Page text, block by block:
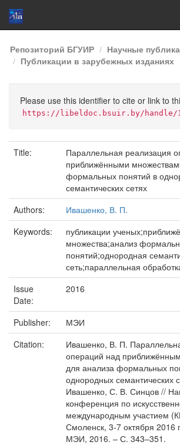
Skip
navigation
Репозиторий БГУИР
Научные
Публикации в зарубежных изданиях
Please use this identifier to cite or link to
https://libeldoc.bsuir.by/handle/
Title:
Параллельная реализация
приближёнными
формальных понятий в
семантических сетях
Authors:
Ивашенко, В. П.
Keywords:
публикации
множества;анализ
понятий;однородная
сеть;параллельная
Issue
Date:
2016
Publisher:
МЭИ
Citation:
Ивашенко, В. П.
операций над
для анализа формальных
однородных семантических
Ивашенко, С. В. Синцов //
конференция по
международным участием
Смоленск, 3-7 октября 2016
МЭИ, 2016. – С. 343–351.